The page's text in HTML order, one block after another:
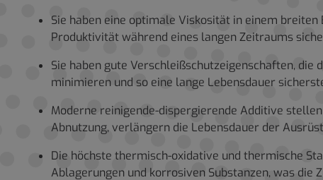
Sie haben eine optimale Viskosität in einem
Produktivität während eines langen Zeitraums
Sie haben gute Verschleißschutzeigenschaften,
minimieren und so eine lange Lebensdauer
Moderne reinigende-dispergierende Additive
Abnutzung, verlängern die Lebensdauer der
Die höchste thermisch-oxidative und thermische
Ablagerungen und korrosiven Substanzen, was